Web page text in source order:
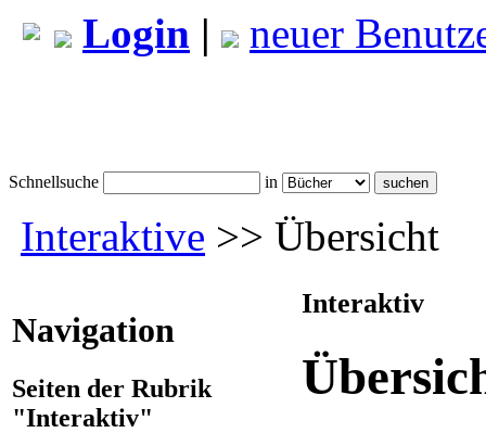
Login | neuer
Schnellsuche in
Interaktive >> Übersicht
Navigation
Seiten der Rubrik
"Interaktiv"
Interaktiv